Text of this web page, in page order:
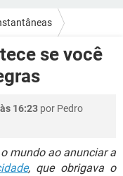
se você
16:23 por Pedro
mundo ao anunciar a
, que obrigava o